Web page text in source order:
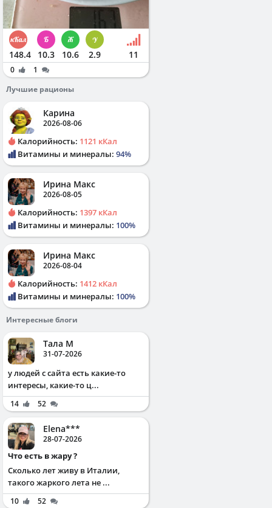
148.4 10.3 10.6 2.9 11
0
1
Лучшие рационы
Карина
2026-08-06
Калорийность: 1121 кКал
Витамины и минералы: 94%
Ирина Макс
2026-08-05
Калорийность: 1397 кКал
Витамины и минералы: 100%
Ирина Макс
2026-08-04
Калорийность: 1412 кКал
Витамины и минералы: 100%
Интересные блоги
Тала М
31-07-2026
у людей с сайта есть какие-то
интересы, какие-то ц...
14 52
Elena***
28-07-2026
Что есть в жару ?
Сколько лет живу в Италии,
такого жаркого лета не ...
10 52